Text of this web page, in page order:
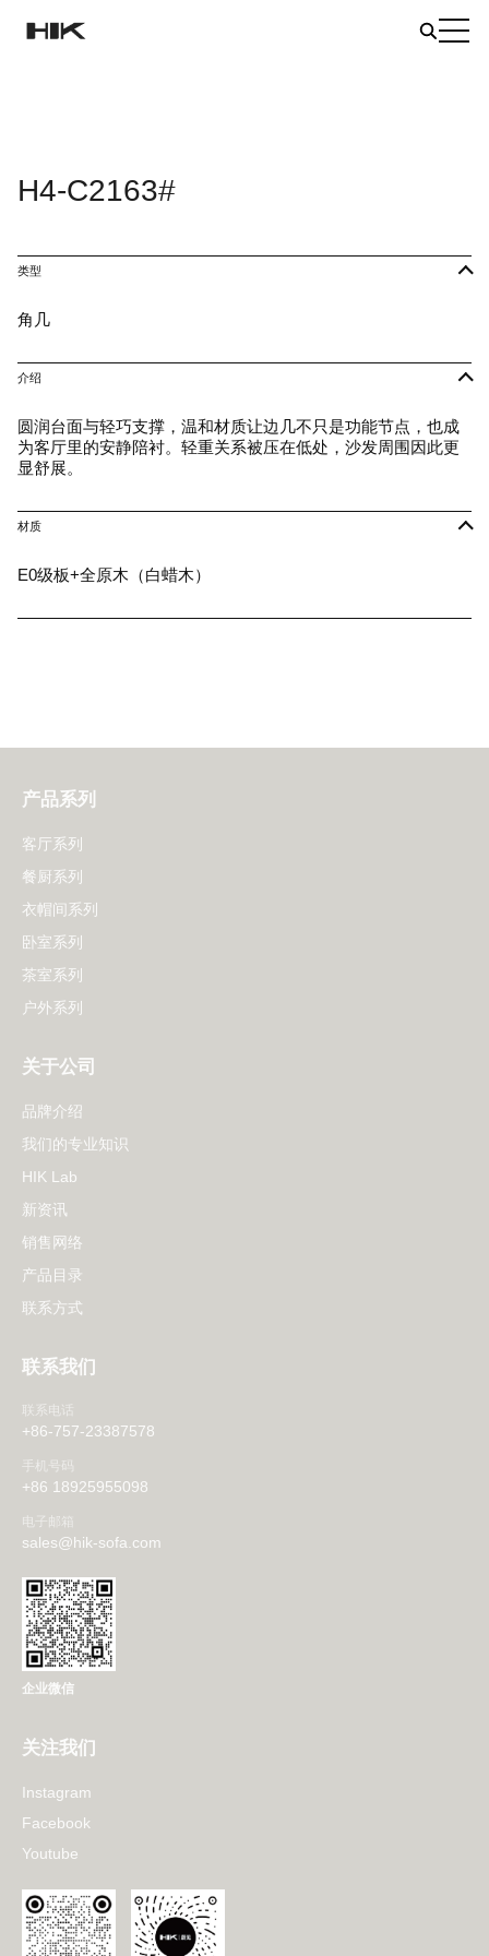
H4-C2163#
类型
角几
介绍
圆润台面与轻巧支撑，温和材质让边几不只是功能节点，也成
为客厅里的安静陪衬。轻重关系被压在低处，沙发周围因此更
显舒展。
材质
E0级板+全原木（白蜡木）
产品系列
客厅系列
餐厨系列
衣帽间系列
卧室系列
茶室系列
户外系列
关于公司
品牌介绍
我们的专业知识
HIK Lab
新资讯
销售网络
产品目录
联系方式
联系我们
联系电话
+86-757-23387578
手机号码
+86 18925955098
电子邮箱
sales@hik-sofa.com
企业微信
关注我们
Instagram
Facebook
Youtube